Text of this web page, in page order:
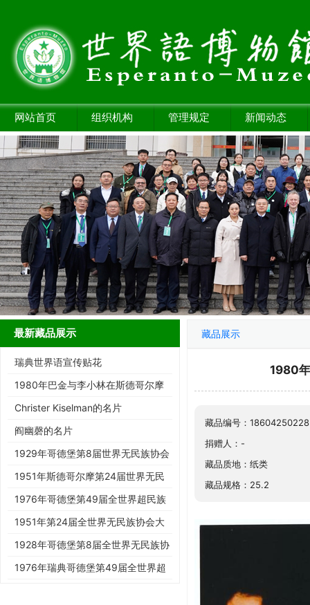
网站首页 组织机构 管理规定 新闻动态
最新藏品展示
瑞典世界语宣传贴花
1980年巴金与李小林在斯德哥尔摩
第65届国际世界语大会上合影
Christer Kiselman的名片
阎幽磬的名片
1929年哥德堡第8届世界无民族协会
大会实寄明信片
1951年斯德哥尔摩第24届世界无民
族协会大会实寄明信片
1976年哥德堡第49届全世界超民族
协会大会实寄明信片
1951年第24届全世界无民族协会大
会实寄明信片
1928年哥德堡第8届全世界无民族协
会大会实寄明信片
1976年瑞典哥德堡第49届全世界超
藏品展示
1980
藏品编号：
捐赠人：-
藏品质地：纸类
藏品规格：25.2